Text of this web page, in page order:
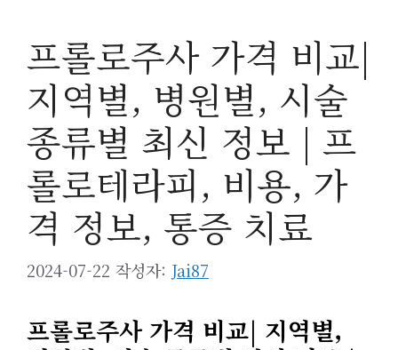
프롤로주사 가격 비교|
지역별, 병원별, 시술
종류별 최신 정보 | 프
롤로테라피, 비용, 가
격 정보, 통증 치료
2024-07-22 작성자: Jai87
프롤로주사 가격 비교| 지역별,